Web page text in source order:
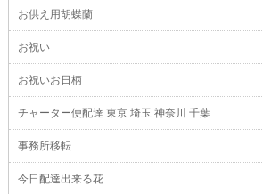
お供え用胡蝶蘭
お祝い
お祝いお日柄
チャーター便配達 東京 埼玉 神奈川 千葉
事務所移転
今日配達出来る花